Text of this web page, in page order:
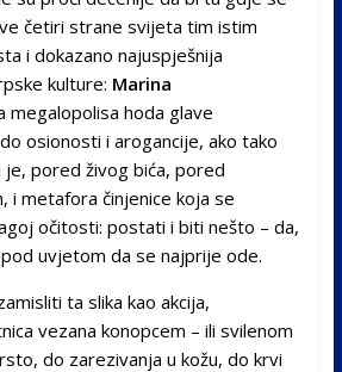
četiri strane svijeta tim istim
i dokazano najuspješnija
kulture: Marina
megalopolisa hoda glave
osionosti i arogancije, ako tako
je, pored živog bića, pored
i metafora činjenice koja se
očitosti: postati i biti nešto – da,
uvjetom da se najprije ode.
ta slika kao akcija,
vezana konopcem – ili svilenom
do zarezivanja u kožu, do krvi